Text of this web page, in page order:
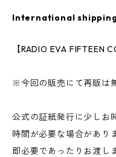
International
【RADIO EVA FIFTEEN
※今回の販売にて再販は
公式の証紙発行に少しお
時間が必要な場合があり
即必要であったりお渡し